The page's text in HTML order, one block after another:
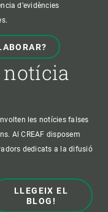
d’evidències
notícia
les notícies falses
Al CREAF disposem
dedicats a la difusió
LLEGEIX EL
BLOG!